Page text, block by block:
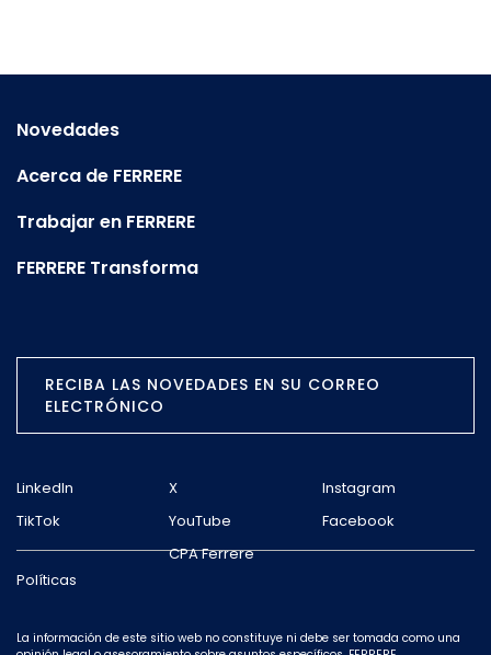
Novedades
Acerca de FERRERE
Trabajar en FERRERE
FERRERE Transforma
RECIBA LAS NOVEDADES EN SU CORREO
ELECTRÓNICO
LinkedIn X
Instagram
TikTok
YouTube Facebook
Políticas
CPA Ferrere
La información de este sitio web no constituye ni debe ser tomada como una